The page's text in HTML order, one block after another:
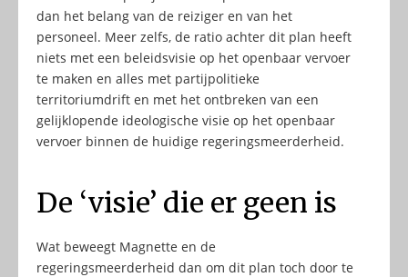
dan het belang van de reiziger en van het
personeel. Meer zelfs, de ratio achter dit plan heeft
niets met een beleidsvisie op het openbaar vervoer
te maken en alles met partijpolitieke
territoriumdrift en met het ontbreken van een
gelijklopende ideologische visie op het openbaar
vervoer binnen de huidige regeringsmeerderheid.
De ‘visie’ die er geen is
Wat beweegt Magnette en de
regeringsmeerderheid dan om dit plan toch door te